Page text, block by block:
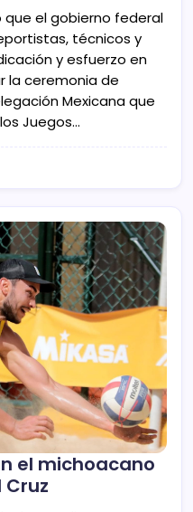
que el gobierno federal
técnicos y
y esfuerzo en
la ceremonia de
Mexicana que
Juegos…
el michoacano
Cruz